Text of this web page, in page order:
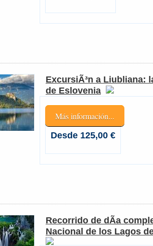
ExcursiÃ³n a Liubliana:
de Eslovenia
Más información...
Desde 125,00 €
Recorrido de dÃ­a
Nacional de los Lagos